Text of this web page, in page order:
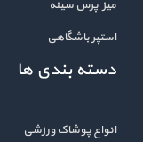
میز پرس سینه
استپر باشگاهی
دسته بندی ها
انواع پوشاک ورزشی